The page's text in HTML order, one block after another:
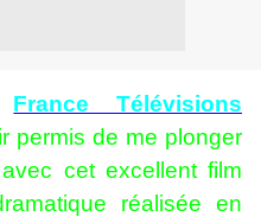
France Télévisions
permis de me plonger
cet excellent film
réalisée en